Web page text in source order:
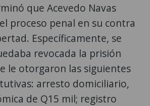
que Acevedo Navas
proceso penal en su contra
Específicamente, se
revocada la prisión
le otorgaron las siguientes
arresto domiciliario,
de Q15 mil; registro